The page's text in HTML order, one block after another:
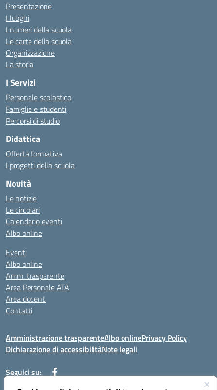
Presentazione
I luoghi
I numeri della scuola
Le carte della scuola
Organizzazione
La storia
I Servizi
Personale scolastico
Famiglie e studenti
Percorsi di studio
Didattica
Offerta formativa
I progetti della scuola
Novità
Le notizie
Le circolari
Calendario eventi
Albo online
Eventi
Albo online
Amm. trasparente
Area Personale ATA
Area docenti
Contatti
Amministrazione trasparenteAlbo onlinePrivacy Policy
Dichiarazione di accessibilitàNote legali
Seguici su: